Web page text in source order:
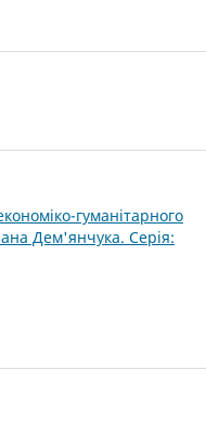
гуманітарного
Дем'янчука. Серія: